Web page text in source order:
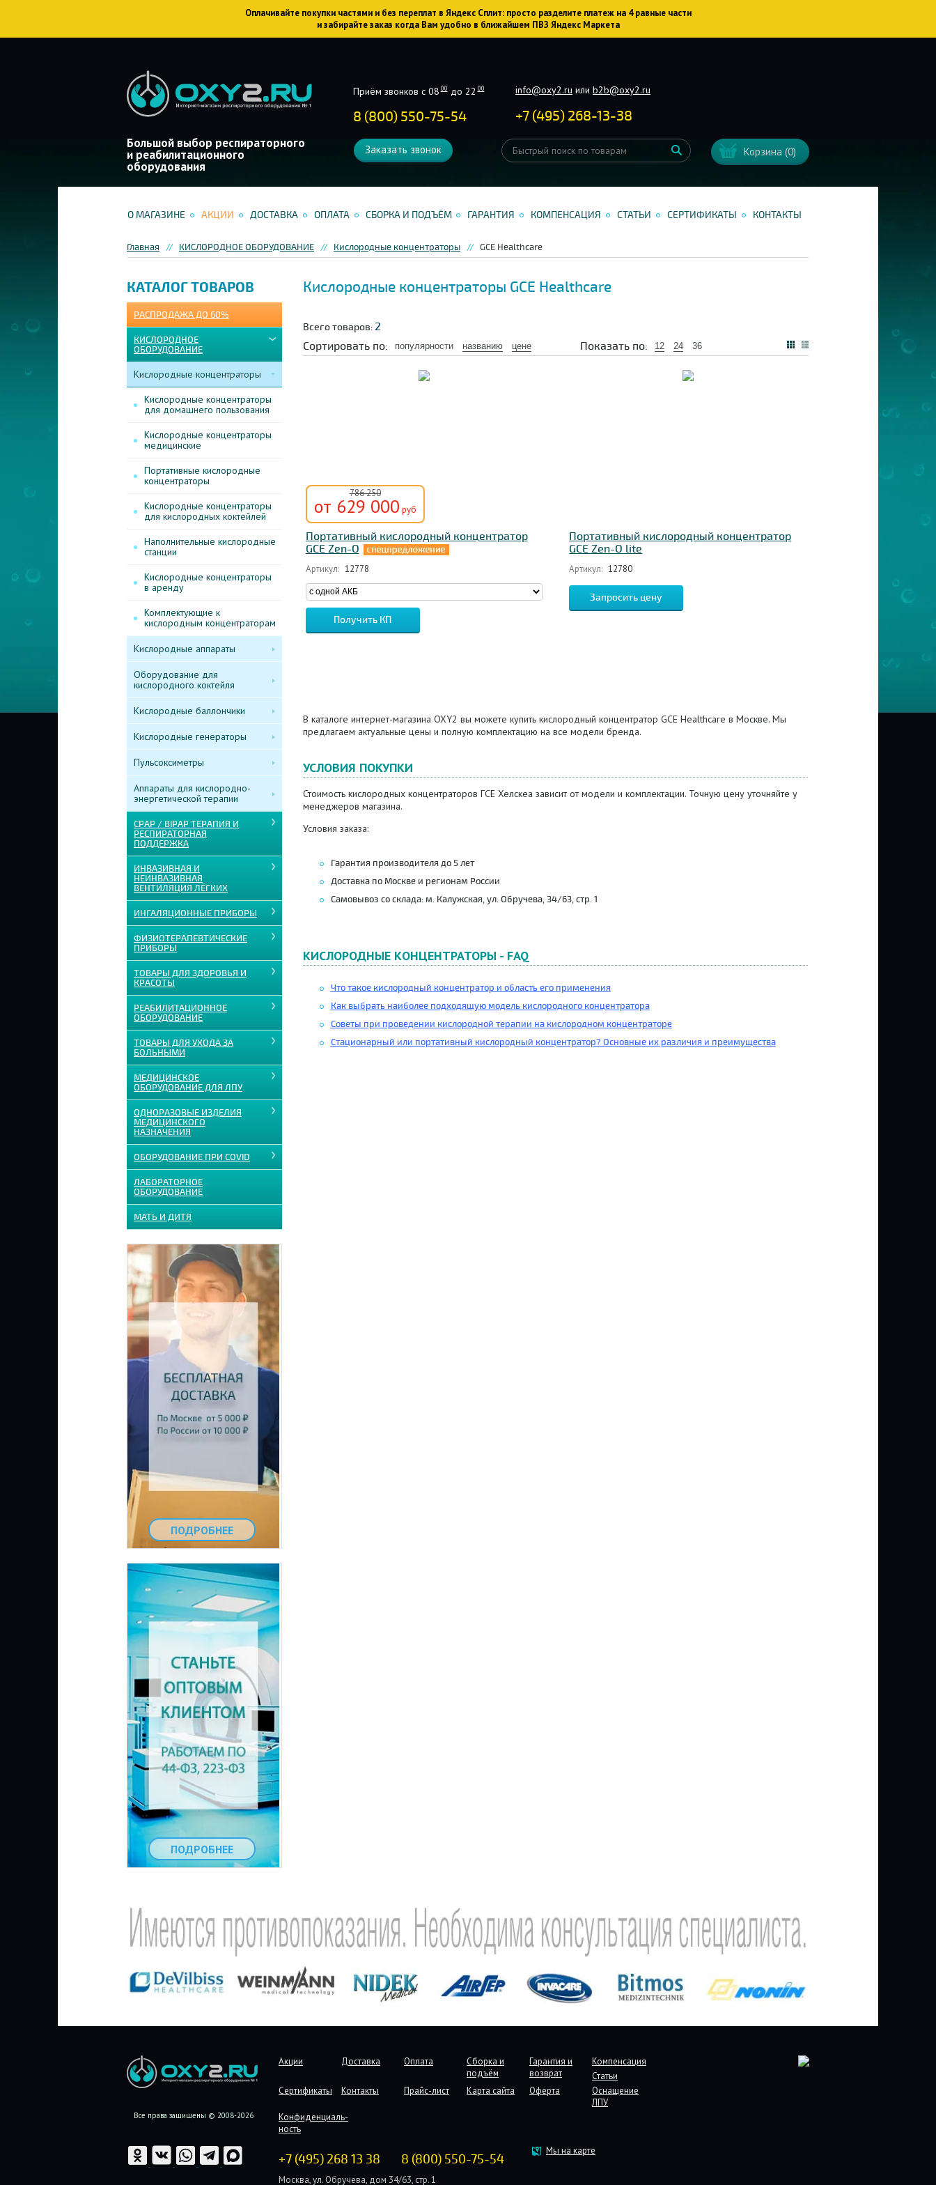
Оплачивайте покупки частями и без переплат в Яндекс Сплит: просто разделите платеж на 4 равные части
и забирайте заказ когда Вам удобно в ближайшем ПВЗ Яндекс Маркета
Большой выбор респираторного
и реабилитационного
оборудования
Приём звонков с 08 00до 22 00
8 (800) 550-75-54
info@oxy2.ru илиb2b@oxy2.ru
+7 (495) 268-13-38
Заказать звонок Корзина(0)
О МАГАЗИНЕ АКЦИИ ДОСТАВКА ОПЛАТА СБОРКА И ПОДЪЁМ ГАРАНТИЯ КОМПЕНСАЦИЯ СТАТЬИ СЕРТИФИКАТЫ КОНТАКТЫ
Главная КИСЛОРОДНОЕ ОБОРУДОВАНИЕ Кислородные концентраторы GCE Healthcare
КАТАЛОГ ТОВАРОВ
РАСПРОДАЖА ДО 60%
КИСЛОРОДНОЕ
ОБОРУДОВАНИЕ
Кислородные концентраторы
Кислородные концентраторы
для домашнего пользования
Кислородные концентраторы
медицинские
Портативные кислородные
концентраторы
Кислородные концентраторы
для кислородных коктейлей
Наполнительные кислородные
станции
Кислородные концентраторы
в аренду
Комплектующие к
кислородным концентраторам
Кислородные аппараты
Оборудование для
кислородного коктейля
Кислородные баллончики
Кислородные генераторы
Пульсоксиметры
Аппараты для кислородно-
энергетической терапии
CPAP / BIPAP ТЕРАПИЯ И
РЕСПИРАТОРНАЯ
ПОДДЕРЖКА
ИНВАЗИВНАЯ И
НЕИНВАЗИВНАЯ
ВЕНТИЛЯЦИЯ ЛЁГКИХ
ИНГАЛЯЦИОННЫЕ ПРИБОРЫ
ФИЗИОТЕРАПЕВТИЧЕСКИЕ
ПРИБОРЫ
ТОВАРЫ ДЛЯ ЗДОРОВЬЯ И
КРАСОТЫ
РЕАБИЛИТАЦИОННОЕ
ОБОРУДОВАНИЕ
ТОВАРЫ ДЛЯ УХОДА ЗА
БОЛЬНЫМИ
МЕДИЦИНСКОЕ
ОБОРУДОВАНИЕ ДЛЯ ЛПУ
ОДНОРАЗОВЫЕ ИЗДЕЛИЯ
МЕДИЦИНСКОГО
НАЗНАЧЕНИЯ
ОБОРУДОВАНИЕ ПРИ COVID
ЛАБОРАТОРНОЕ
ОБОРУДОВАНИЕ
МАТЬ И ДИТЯ
ПОДРОБНЕЕ
ПОДРОБНЕЕ
Кислородные концентраторы GCE Healthcare
Всего товаров:2
Сортировать по:
популярности названию цене Показать по: 12 24 36
786 250
от 629 000 руб
Портативный кислородный концентратор
GCE Zen-O
Артикул: 12778
Получить КП
Портативный кислородный концентратор
GCE Zen-O lite
Артикул: 12780
Запросить цену
В каталоге интернет-магазина OXY2 вы можете купить кислородный концентратор GCE Healthcare в Москве. Мы
предлагаем актуальные цены и полную комплектацию на все модели бренда.
УСЛОВИЯ ПОКУПКИ
Стоимость кислородных концентраторов ГСЕ Хелскеа зависит от модели и комплектации. Точную цену уточняйте у
менеджеров магазина.
Условия заказа:
Гарантия производителя до 5 лет
Доставка по Москве и регионам России
Самовывоз со склада: м. Калужская, ул. Обручева, 34/63, стр. 1
КИСЛОРОДНЫЕ КОНЦЕНТРАТОРЫ - FAQ
Что такое кислородный концентратор и область его применения
Как выбрать наиболее подходящую модель кислородного концентратора
Советы при проведении кислородной терапии на кислородном концентраторе
Стационарный или портативный кислородный концентратор? Основные их различия и преимущества
Все права защищены © 2008-2026
Акции Доставка Оплата
Сборка и
подъём
Гарантия и
возврат
Компенсация
Статьи
Сертификаты
Контакты Прайс-лист Карта сайта Оферта
Оснащение
ЛПУ
Конфиденциаль-
ность
+7 (495) 268 13 38 8 (800) 550-75-54
Москва, ул. Обручева, дом 34/63, стр. 1
Мы на карте